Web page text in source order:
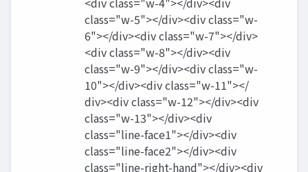
class="w-5"></div><div class="w-
6"></div><div class="w-7"></div>
<div class="w-8"></div><div
class="w-9"></div><div class="w-
10"></div><div class="w-11"></
div><div class="w-12"></div><div
class="w-13"></div><div
class="line-face1"></div><div
class="line-face2"></div><div
class="line-right-hand"></div><div